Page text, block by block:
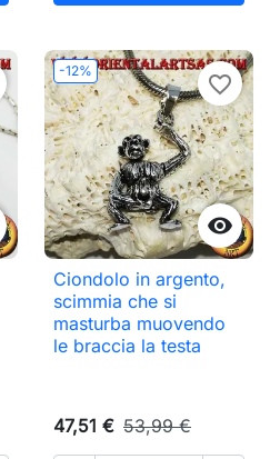
-12%

favorite_border
Ciondolo in argento,
scimmia che si
masturba muovendo
le braccia la testa
47,51 € 53,99 €